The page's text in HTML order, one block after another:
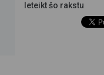
Ieteikt šo rakstu